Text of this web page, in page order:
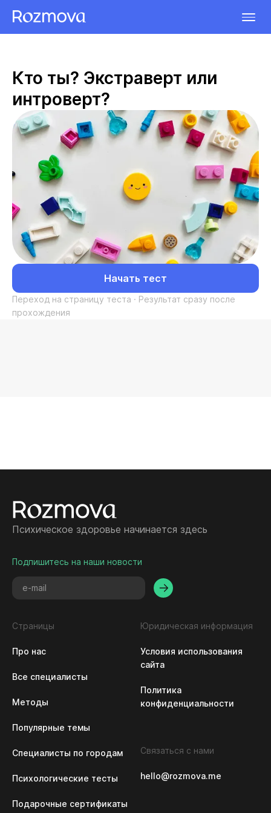
Кто ты? Экстраверт или
интроверт?
Начать тест
Переход на страницу теста · Результат сразу после
прохождения
Психическое здоровье начинается здесь
Подпишитесь на наши новости
Страницы
Про нас
Все специалисты
Методы
Популярные темы
Специалисты по городам
Психологические тесты
Подарочные сертификаты
Юридическая информация
Условия использования
сайта
Политика
конфиденциальности
Связаться с нами
hello@rozmova.me